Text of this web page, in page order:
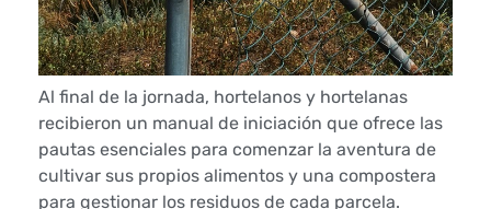
d
e
B
u
e
Al final de la jornada, hortelanos y hortelanas
recibieron un manual de iniciación que ofrece las
pautas esenciales para comenzar la aventura de
cultivar sus propios alimentos y una compostera
para gestionar los residuos de cada parcela.